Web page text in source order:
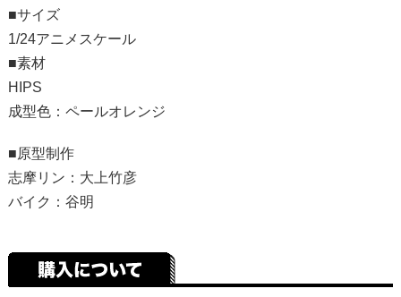
■サイズ
1/24アニメスケール
■素材
HIPS
成型色：ペールオレンジ
■原型制作
志摩リン：大上竹彦
バイク：谷明